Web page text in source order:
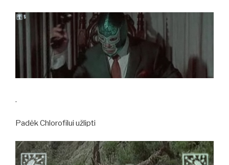
.
Padėk Chlorofilui užlipti